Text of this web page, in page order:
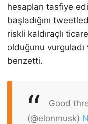
hesapları tasfiye
başladığını
riskli kaldıraçlı
olduğunu
benzetti.
Good
(@elonmusk)